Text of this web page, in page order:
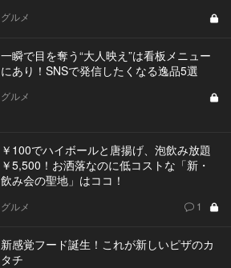
グルメ
一瞬で目を奪う“大人映え”は看板メニュー
にあり！SNSで発信したくなる逸品5選
グルメ
￥100でハイボールと唐揚げ、泡飲み放題
￥5,500！お洒落なのに低コストな「新・
飲み会の聖地」はココ！
グルメ 1
新感覚フード誕生！これが新しいピザのカ
タチ